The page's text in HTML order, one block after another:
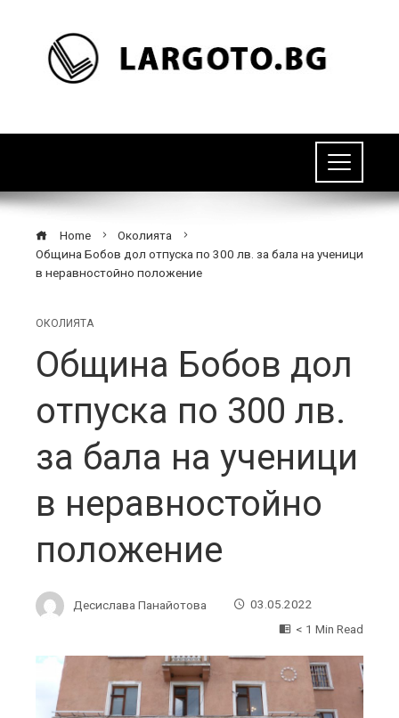
Home
Околията
Община Бобов дол отпуска по 300 лв. за бала на ученици
в неравностойно положение
ОКОЛИЯТА
Община Бобов дол
отпуска по 300 лв.
за бала на ученици
в неравностойно
положение
Десислава Панайотова
03.05.2022
< 1 Min Read